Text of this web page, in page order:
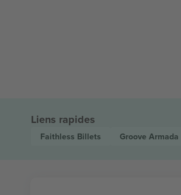
Liens rapides
Faithless Billets Groove Armada